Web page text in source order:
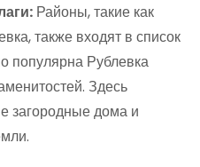
Районы, такие как
также входят в список
популярна Рублевка
Здесь
загородные дома и